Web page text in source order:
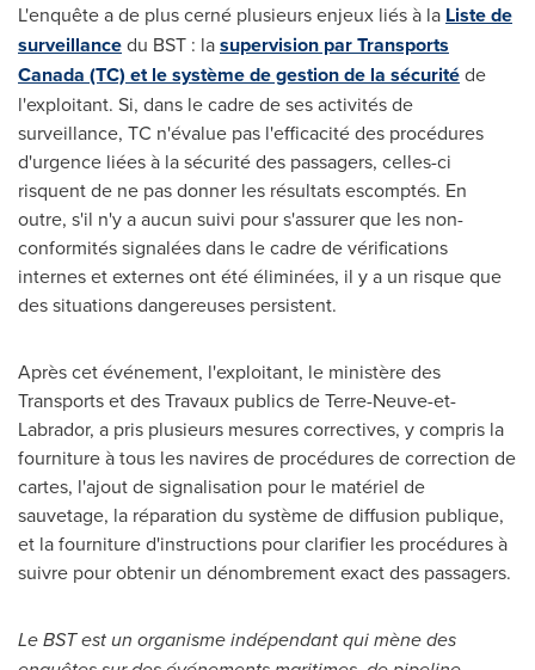
L'enquête a de plus cerné plusieurs enjeux liés à la Liste de
surveillancedu BST : lasupervision par Transports
Canada (TC) et le système de gestion de la sécuritéde
l'exploitant. Si, dans le cadre de ses activités de
surveillance, TC n'évalue pas l'efficacité des procédures
d'urgence liées à la sécurité des passagers, celles-ci
risquent de ne pas donner les résultats escomptés. En
outre, s'il n'y a aucun suivi pour s'assurer que les non-
conformités signalées dans le cadre de vérifications
internes et externes ont été éliminées, il y a un risque que
des situations dangereuses persistent.
Après cet événement, l'exploitant, le ministère des
Transports et des Travaux publics de Terre-Neuve-et-
Labrador, a pris plusieurs mesures correctives, y compris la
fourniture à tous les navires de procédures de correction de
cartes, l'ajout de signalisation pour le matériel de
sauvetage, la réparation du système de diffusion publique,
et la fourniture d'instructions pour clarifier les procédures à
suivre pour obtenir un dénombrement exact des passagers.
Le BST est un organisme indépendant qui mène des